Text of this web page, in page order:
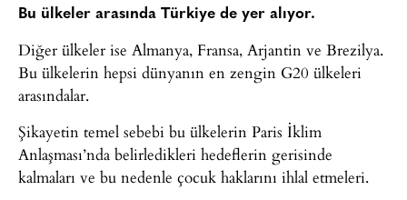
Bu ülkeler arasında Türkiye de yer alıyor.
Diğer ülkeler ise Almanya, Fransa, Arjantin ve Brezilya.
Bu ülkelerin hepsi dünyanın en zengin G20 ülkeleri
arasındalar.
Şikayetin temel sebebi bu ülkelerin Paris İklim
Anlaşması’nda belirledikleri hedeflerin gerisinde
kalmaları ve bu nedenle çocuk haklarını ihlal etmeleri.